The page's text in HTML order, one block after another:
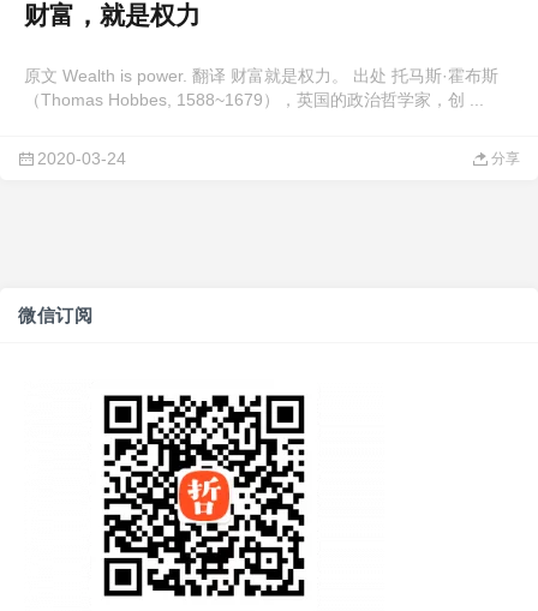
财富，就是权力
原文 Wealth is power. 翻译 财富就是权力。 出处 托马斯·霍布斯
（Thomas Hobbes, 1588~1679），英国的政治哲学家，创 ...
2020-03-24 分享
微信订阅